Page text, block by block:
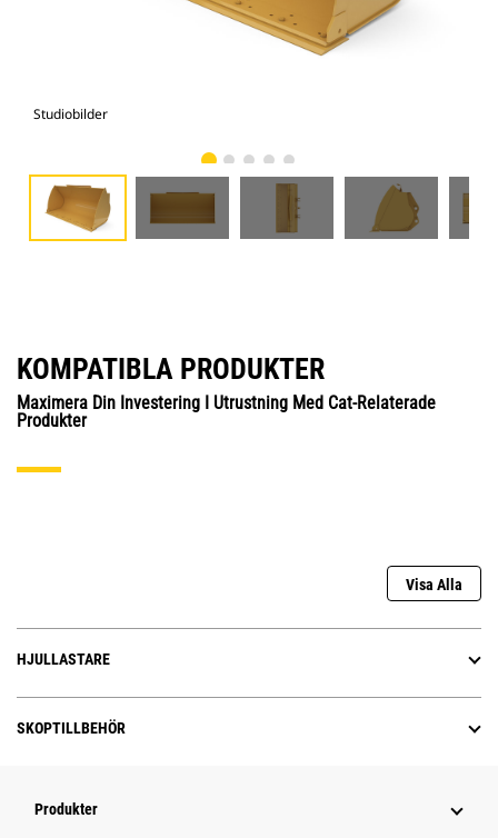
Studiobilder
KOMPATIBLA PRODUKTER
Maximera Din Investering I Utrustning Med Cat-Relaterade
Produkter
Visa Alla
HJULLASTARE
SKOPTILLBEHÖR
Produkter